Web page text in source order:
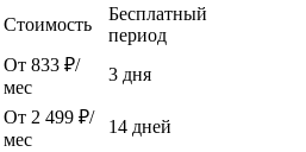
Стоимость
Бесплатный
период
От 833 ₽/
мес
3 дня
От 2 499 ₽/
мес
14 дней